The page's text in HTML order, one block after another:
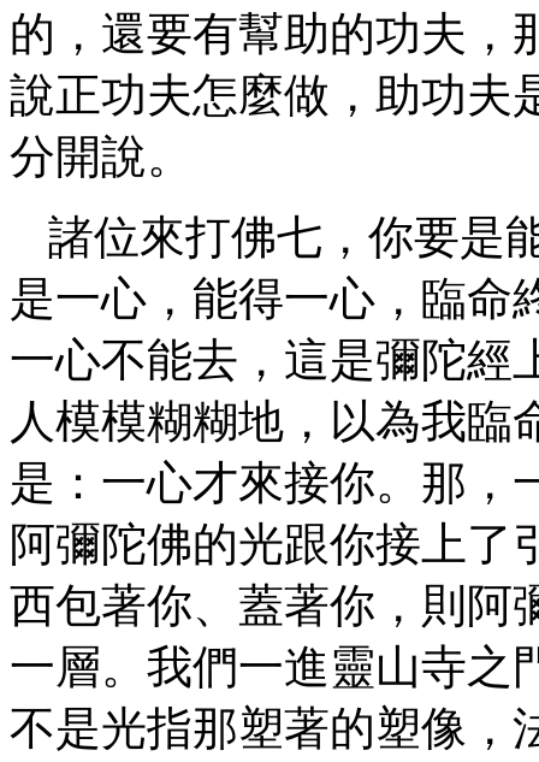
的，還要有幫助的功夫，
說正功夫怎麼做，助功夫
分開說。
諸位來打佛七，你要是
是一心，能得一心，臨命
一心不能去，這是彌陀經
人模模糊糊地，以為我臨
是：一心才來接你。那，
阿彌陀佛的光跟你接上了
西包著你、蓋著你，則阿
一層。我們一進靈山寺之
不是光指那塑著的塑像，